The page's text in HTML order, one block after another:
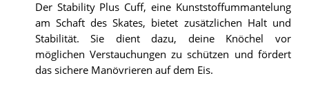
Der Stability Plus Cuff, eine Kunststoffummantelung
am Schaft des Skates, bietet zusätzlichen Halt und
Stabilität. Sie dient dazu, deine Knöchel vor
möglichen Verstauchungen zu schützen und fördert
das sichere Manövrieren auf dem Eis.